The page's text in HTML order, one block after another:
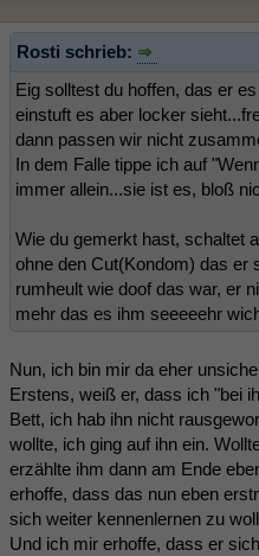
Rosti schrieb:
Eig solltest du hoffen, das er
einstuft es aber locker
dann passen wir nicht
In dem Falle tippe ich auf
immer allein...sie ist es, bloß
Wie du gemerkt hast, schaltet
ohne den Cut(Kondom) das er
rumheult wie doof das war, er
mehr das es ihm seeeeehr
Nun, ich bin mir da eher
Erstens, weiß er, dass ich "bei
Bett, ich hab ihn nicht
wollte, ich ging auf ihn ein.
erzählte ihm dann am Ende
erhoffe, dass das nun eben
sich weiter kennenlernen zu
Und ich mir erhoffe, dass er